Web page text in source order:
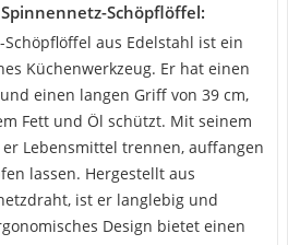
Schöpflöffel:
aus Edelstahl ist ein
Küchenwerkzeug. Er hat einen
einen langen Griff von 39 cm,
Fett und Öl schützt. Mit seinem
Lebensmittel trennen, auffangen
lassen. Hergestellt aus
ist er langlebig und
Design bietet einen